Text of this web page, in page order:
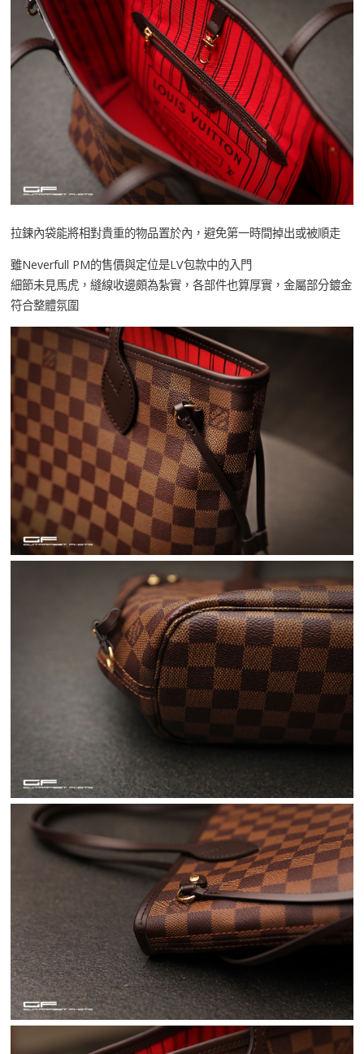
拉鍊內袋能將相對貴重的物品置於內，避免第一時間掉出或被順走
雖Neverfull PM的售價與定位是LV包款中的入門
細節未見馬虎，縫線收邊頗為紮實，各部件也算厚實，金屬部分鍍金
符合整體氛圍